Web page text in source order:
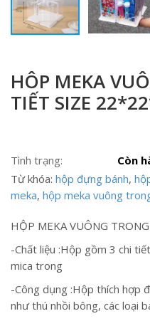
HÔP MEKA
TIẾT SIZE
Tình trạng:
Còn
Từ khóa: hộp đựng bánh,
meka, hộp meka vuông
HỘP MEKA VUÔNG
-Chất liệu :Hộp gồm 3 chi
mica trong
-Công dụng :Hộp thích hợp
như thú nhồi bông, các loại